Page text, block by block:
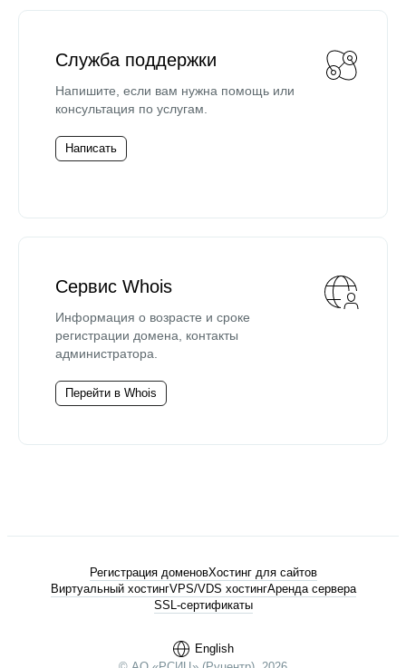
Служба поддержки
Напишите, если вам нужна помощь или
консультация по услугам.
Написать
Сервис Whois
Информация о возрасте и сроке
регистрации домена, контакты
администратора.
Перейти в Whois
English
Регистрация доменовХостинг для сайтов
Виртуальный хостингVPS/VDS хостингАренда сервера
SSL-сертификаты